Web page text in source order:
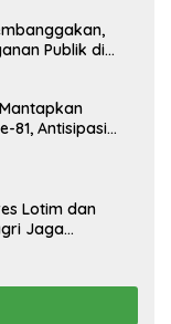
Publik di
81, Antisipasi
Lotim dan
Jaga